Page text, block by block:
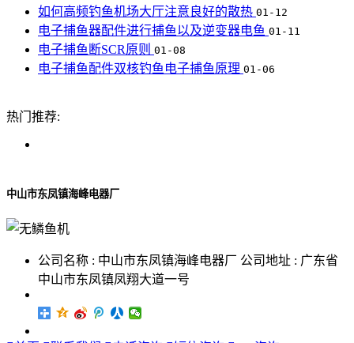
如何高频钓鱼机场大厅注意良好的散热 01-12
电子捕鱼器配件进行捕鱼以及逆变器电鱼 01-11
电子捕鱼断SCR原则 01-08
电子捕鱼配件双核钓鱼电子捕鱼原理 01-06
热门推荐:
中山市东凤镇海峰电器厂
公司名称 : 中山市东凤镇海峰电器厂 公司地址 : 广东省
中山市东凤镇凤翔大道一号